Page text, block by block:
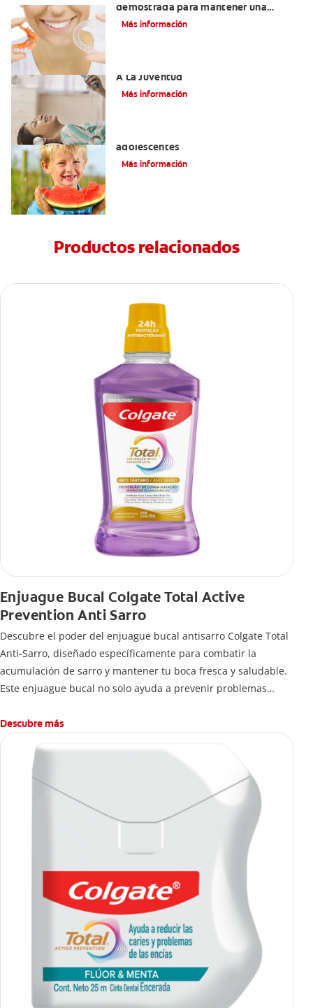
demostrada para mantener una
sonrisa derecha
Más información
A La Juventud
Más información
adolescentes
Más información
Productos relacionados
Enjuague Bucal Colgate Total Active
Prevention Anti Sarro
Descubre el poder del enjuague bucal antisarro Colgate Total
Anti-Sarro, diseñado específicamente para combatir la
acumulación de sarro y mantener tu boca fresca y saludable.
Este enjuague bucal no solo ayuda a prevenir problemas
Descubre más